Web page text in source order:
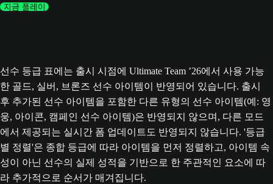
지금 플레이
선수 등급 표에는 출시 시점에 Ultimate Team ’26에서 사용 가능
한 골드, 실버, 브론즈 선수 아이템이 반영되어 있습니다. 출시
후 추가된 선수 아이템을 포함한 다른 유형의 선수 아이템(예: 영
웅, 아이콘, 캠페인 선수 아이템)은 반영되지 않으며, 다른 모드
에서 제공되는 실시간 폼 업데이트도 반영되지 않습니다. '등급
별 정렬'은 종합 등급에 따라 아이템을 먼저 정렬하고, 아이템 속
성이 아닌 선수의 실제 성적을 기반으로 한 주관적인 요소에 따
라 추가적으로 순서가 매겨집니다.